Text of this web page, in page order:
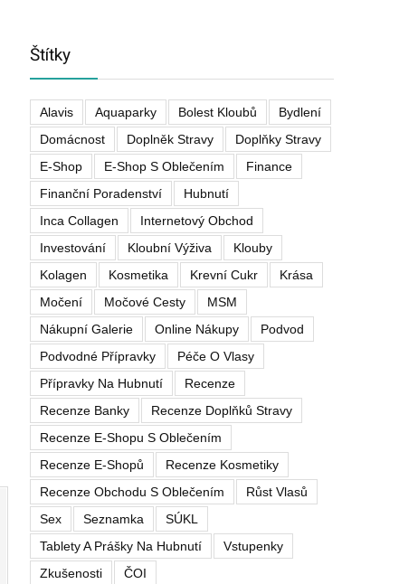
Štítky
Alavis Aquaparky Bolest Kloubů
Bydlení
Domácnost
Doplněk Stravy
Doplňky Stravy
E-Shop
E-Shop S Oblečením
Finance
Finanční Poradenství
Hubnutí
Inca Collagen
Internetový Obchod
Investování
Kloubní Výživa
Klouby
Kolagen
Kosmetika Krevní Cukr
Krása
Močení
Močové Cesty
MSM
Nákupní Galerie
Online Nákupy
Podvod
Podvodné Přípravky
Péče O Vlasy
Přípravky Na Hubnutí
Recenze
Recenze Banky
Recenze Doplňků Stravy
Recenze E-Shopu S Oblečením
Recenze E-Shopů
Recenze Kosmetiky
Recenze Obchodu S Oblečením
Růst Vlasů
Sex
Seznamka
SÚKL
Tablety A Prášky Na Hubnutí
Vstupenky
Zkušenosti
ČOI